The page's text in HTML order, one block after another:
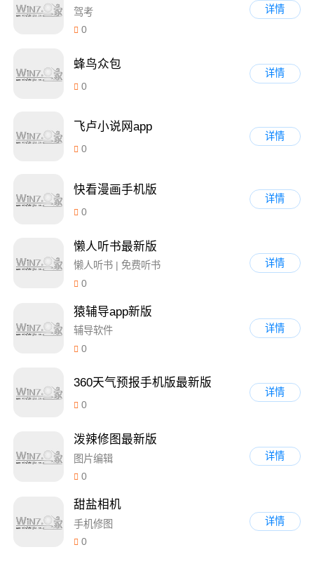
驾考
0
详情
蜂鸟众包
0
详情
飞卢小说网app
0
详情
快看漫画手机版
0
详情
懒人听书最新版
懒人听书 | 免费听书
0
详情
猿辅导app新版
辅导软件
0
详情
360天气预报手机版最新版
0
详情
泼辣修图最新版
图片编辑
0
详情
甜盐相机
手机修图
0
详情